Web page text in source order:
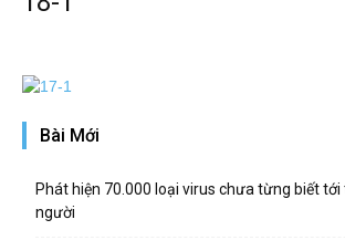
Bài Mới
Phát hiện 70.000 loại virus chưa từng biết
người